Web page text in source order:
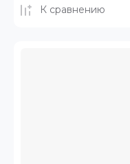
К сравнению